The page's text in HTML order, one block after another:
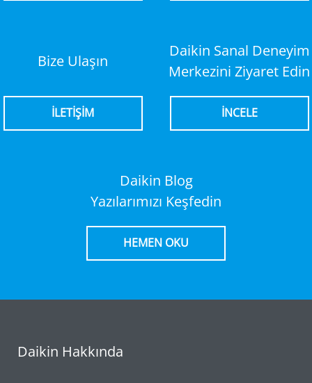
Bize Ulaşın
İLETİŞİM
Daikin Sanal Deneyim
Merkezini Ziyaret Edin
İNCELE
Daikin Blog
Yazılarımızı Keşfedin
HEMEN OKU
Daikin Hakkında